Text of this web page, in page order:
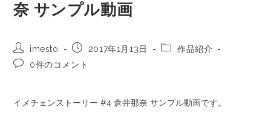
奈 サンプル動画
imesto 2017年1月13日
作品紹介
0件のコメント
イメチェンストーリー #4 倉井那奈 サンプル動画です。